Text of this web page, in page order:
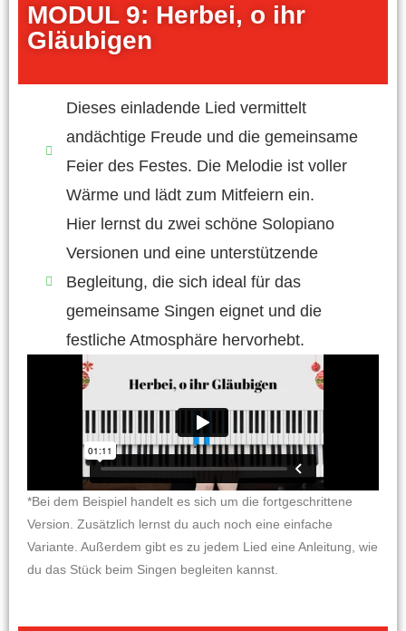
MODUL 9: Herbei, o ihr
Gläubigen
Dieses einladende Lied vermittelt
andächtige Freude und die gemeinsame
Feier des Festes. Die Melodie ist voller
Wärme und lädt zum Mitfeiern ein.
Hier lernst du zwei schöne Solopiano
Versionen und eine unterstützende
Begleitung, die sich ideal für das
gemeinsame Singen eignet und die
festliche Atmosphäre hervorhebt.
*Bei dem Beispiel handelt es sich um die fortgeschrittene
Version. Zusätzlich lernst du auch noch eine einfache
Variante. Außerdem gibt es zu jedem Lied eine Anleitung, wie
du das Stück beim Singen begleiten kannst.